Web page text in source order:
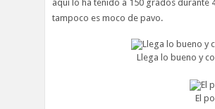
aquí lo ha tenido a 150 grados durante
tampoco es moco de pavo.
Llega lo bueno y
El